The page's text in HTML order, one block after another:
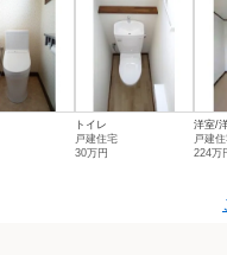
トイレ
戸建住宅
30万円
洋室/
戸建
224万